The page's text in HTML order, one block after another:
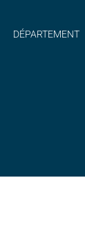
DÉPARTEMENT